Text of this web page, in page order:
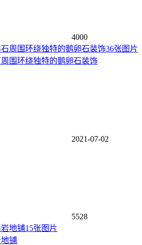
4000
36张图片
围环绕独特的鹅卵石装饰
2021-07-02
5528
15张图片
铺